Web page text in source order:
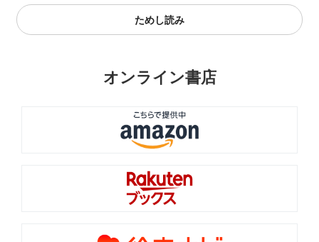
ためし読み
オンライン書店